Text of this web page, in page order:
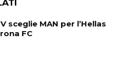
sceglie MAN per l’Hellas
FC